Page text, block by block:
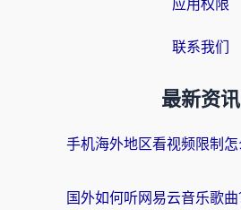
应用权限
联系我们
最新资讯